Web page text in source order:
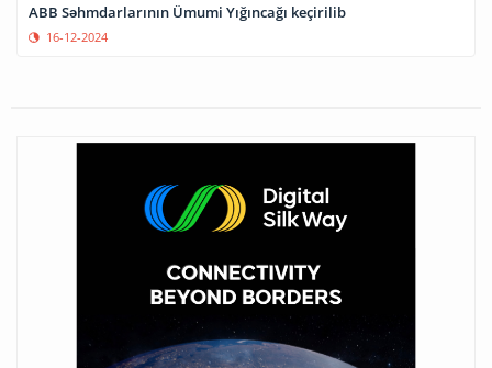
ABB Səhmdarlarının Ümumi Yığıncağı keçirilib
16-12-2024